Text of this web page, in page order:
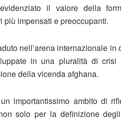
il valore della
più impensati e preoccupanti.
nell’arena internazionale
in una pluralità di crisi
della vicenda afghana.
importantissimo ambito di
solo per la definizione